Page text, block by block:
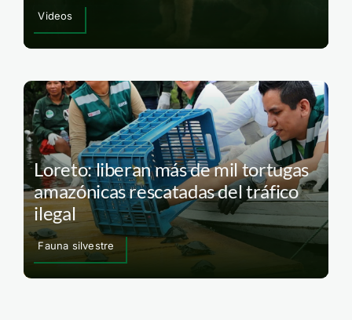
Videos
Loreto: liberan más de mil tortugas
amazónicas rescatadas del tráfico
ilegal
Fauna silvestre